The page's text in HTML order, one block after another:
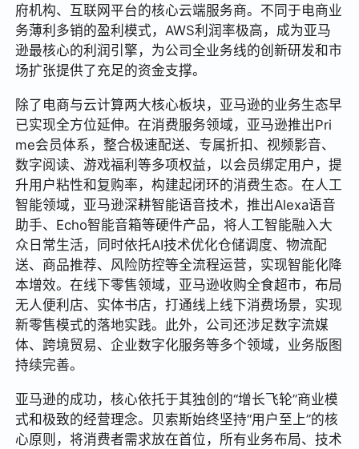
府机构、互联网平台的核心云端服务商。不同于电商业
务薄利多销的盈利模式，AWS利润率极高，成为亚马
逊最核心的利润引擎，为公司全业务线的创新研发和市
场扩张提供了充足的资金支撑。
除了电商与云计算两大核心板块，亚马逊的业务生态早
已实现全方位延伸。在消费服务领域，亚马逊推出Pri
me会员体系，整合极速配送、专属折扣、视频影音、
数字阅读、游戏福利等多项权益，以会员绑定用户，提
升用户粘性和复购率，构建起闭环的消费生态。在人工
智能领域，亚马逊深耕智能语音技术，推出Alexa语音
助手、Echo智能音箱等硬件产品，将人工智能融入大
众日常生活，同时依托AI技术优化仓储调度、物流配
送、商品推荐、风险防控等全流程运营，实现智能化降
本增效。在线下零售领域，亚马逊收购全食超市，布局
无人便利店、实体书店，打通线上线下消费场景，实现
新零售模式的落地实践。此外，公司还涉足数字流媒
体、跨境贸易、企业数字化服务等多个领域，业务版图
持续完善。
亚马逊的成功，核心依托于其独创的“增长飞轮”商业模
式和极致的经营理念。贝索斯始终坚持“用户至上”的核
心原则，将消费者需求放在首位，所有业务布局、技术